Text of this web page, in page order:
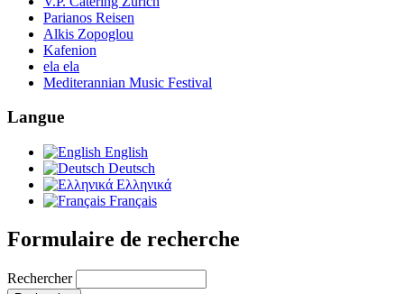
Parianos Reisen
Alkis Zopoglou
Kafenion
ela ela
Mediterannian Music Festival
Langue
English
Deutsch
Ελληνικά
Français
Formulaire de recherche
Rechercher